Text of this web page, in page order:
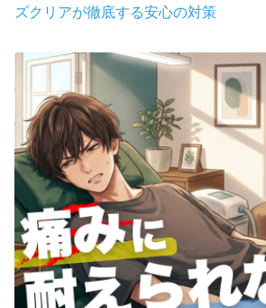
ズクリアが徹底する安心の対策